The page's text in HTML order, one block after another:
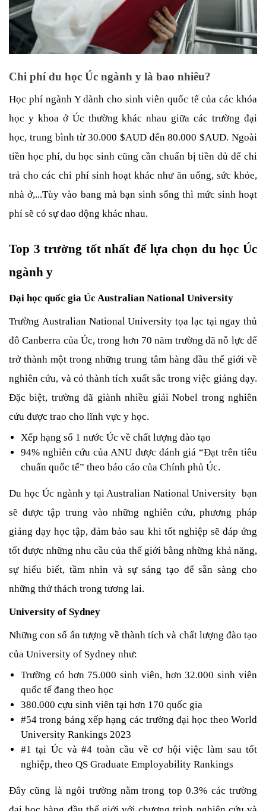
Chi phí du học Úc ngành y là bao nhiêu?
Học phí ngành Y dành cho sinh viên quốc tế của các khóa
học y khoa ở Úc thường khác nhau giữa các trường đại
học, trung bình từ 30.000 $AUD đến 80.000 $AUD. Ngoài
tiền học phí, du học sinh cũng cần chuẩn bị tiền đủ để chi
trả cho các chi phí sinh hoạt khác như ăn uống, sức khỏe,
nhà ở,...Tùy vào bang mà bạn sinh sống thì mức sinh hoạt
phí sẽ có sự dao động khác nhau.
Top 3 trường tốt nhất để lựa chọn du học Úc
ngành y
Đại học quốc gia Úc Australian National University
Trường Australian National University tọa lạc tại ngay thủ
đô Canberra của Úc, trong hơn 70 năm trường đã nỗ lực để
trở thành một trong những trung tâm hàng đầu thế giới về
nghiên cứu, và có thành tích xuất sắc trong việc giảng dạy.
Đặc biệt, trường đã giành nhiều giải Nobel trong nghiên
cứu được trao cho lĩnh vực y học.
Xếp hạng số 1 nước Úc về chất lượng đào tạo
94% nghiên cứu của ANU được đánh giá “Đạt trên tiêu
chuẩn quốc tế” theo báo cáo của Chính phủ Úc.
Du học Úc ngành y tại Australian National University  bạn
sẽ được tập trung vào những nghiên cứu, phương pháp
giảng dạy học tập, đảm bảo sau khi tốt nghiệp sẽ đáp ứng
tốt được những nhu cầu của thế giới bằng những khả năng,
sự hiểu biết, tầm nhìn và sự sáng tạo để sẵn sàng cho
những thử thách trong tương lai.
University of Sydney
Những con số ấn tượng về thành tích và chất lượng đào tạo
của University of Sydney như:
Trường có hơn 75.000 sinh viên, hơn 32.000 sinh viên
quốc tế đang theo học
380.000 cựu sinh viên tại hơn 170 quốc gia
#54 trong bảng xếp hạng các trường đại học theo World
University Rankings 2023
#1 tại Úc và #4 toàn cầu về cơ hội việc làm sau tốt
nghiệp, theo QS Graduate Employability Rankings
Đây cũng là ngôi trường nằm trong top 0.3% các trường